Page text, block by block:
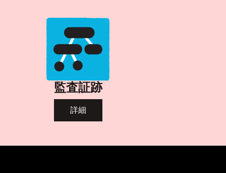
監査証跡
詳細